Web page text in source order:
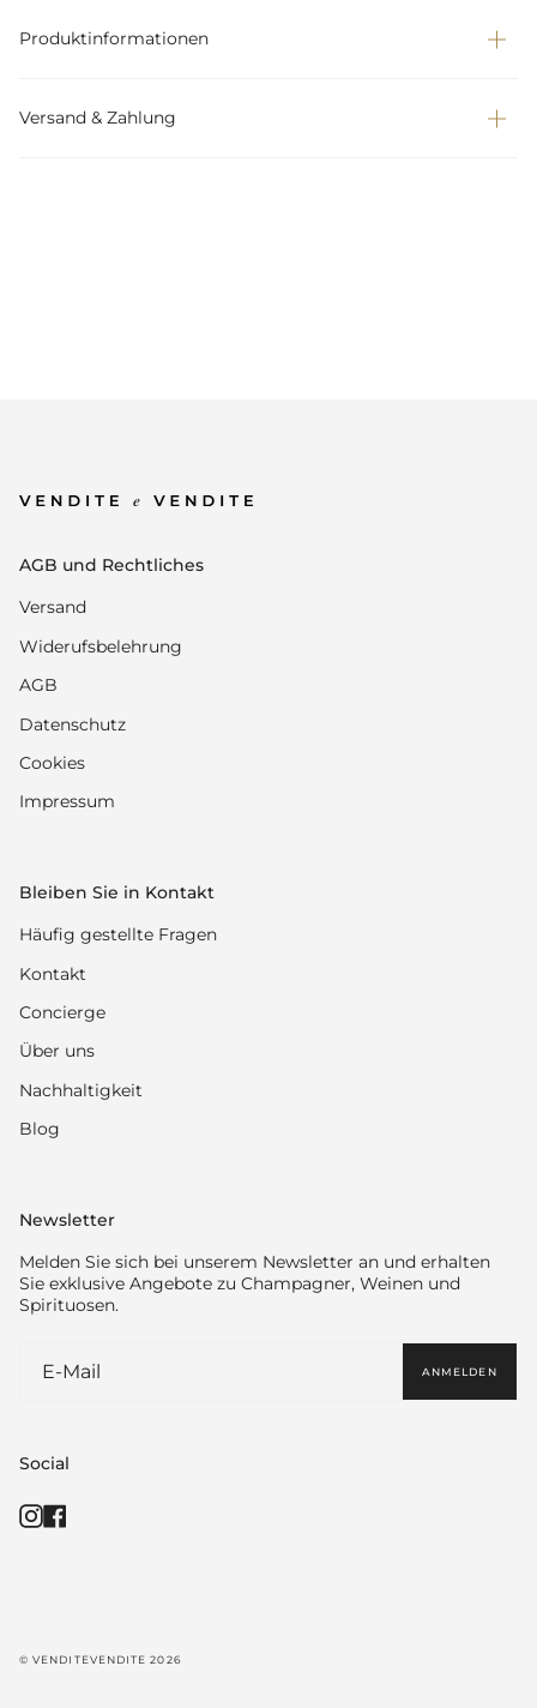
Produktinformationen
Versand & Zahlung
AGB und Rechtliches
Versand
Widerufsbelehrung
AGB
Datenschutz
Cookies
Impressum
Bleiben Sie in Kontakt
Häufig gestellte Fragen
Kontakt
Concierge
Über uns
Nachhaltigkeit
Blog
Newsletter
Melden Sie sich bei unserem Newsletter an und erhalten
Sie exklusive Angebote zu Champagner, Weinen und
Spirituosen.
ANMELDEN
Social
Instagram
© VENDITEVENDITE 2026